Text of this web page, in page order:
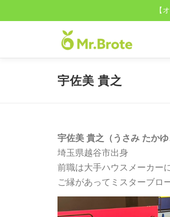
【
ン
宇佐美 貴之
宇佐美 貴之（うさみ たかゆ
埼玉県越谷市出身
前職は大手ハウスメーカー
ご縁があってミスターブロ